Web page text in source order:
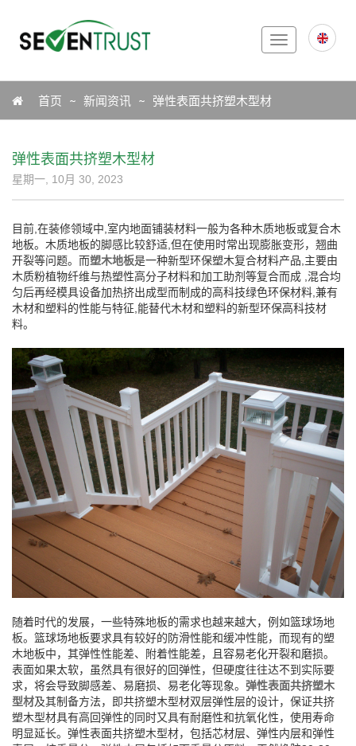
Toggle
navigation
Icon首页 新闻资讯 弹性表面共挤塑木型材
弹性表面共挤塑木型材
星期一, 10月 30, 2023
目前,在装修领域中,室内地面铺装材料一般为各种木质地板或复合木
地板。木质地板的脚感比较舒适,但在使用时常出现膨胀变形，翘曲
开裂等问题。而塑木地板是一种新型环保塑木复合材料产品,主要由
木质粉植物纤维与热塑性高分子材料和加工助剂等复合而成 ,混合均
匀后再经模具设备加热挤出成型而制成的高科技绿色环保材料,兼有
木材和塑料的性能与特征,能替代木材和塑料的新型环保高科技材
料。
随着时代的发展，一些特殊地板的需求也越来越大，例如篮球场地
板。篮球场地板要求具有较好的防滑性能和缓冲性能，而现有的塑
木地板中，其弹性性能差、附着性能差，且容易老化开裂和磨损。
表面如果太软，虽然具有很好的回弹性，但硬度往往达不到实际要
求，将会导致脚感差、易磨损、易老化等现象。 弹性表面共挤塑木
型材及其制备方法，即共挤塑木型材双层弹性层的设计，保证共挤
塑木型材具有高回弹性的同时又具有耐磨性和抗氧化性，使用寿命
明显延长。弹性表面共挤塑木型材，包括芯材层、弹性内层和弹性